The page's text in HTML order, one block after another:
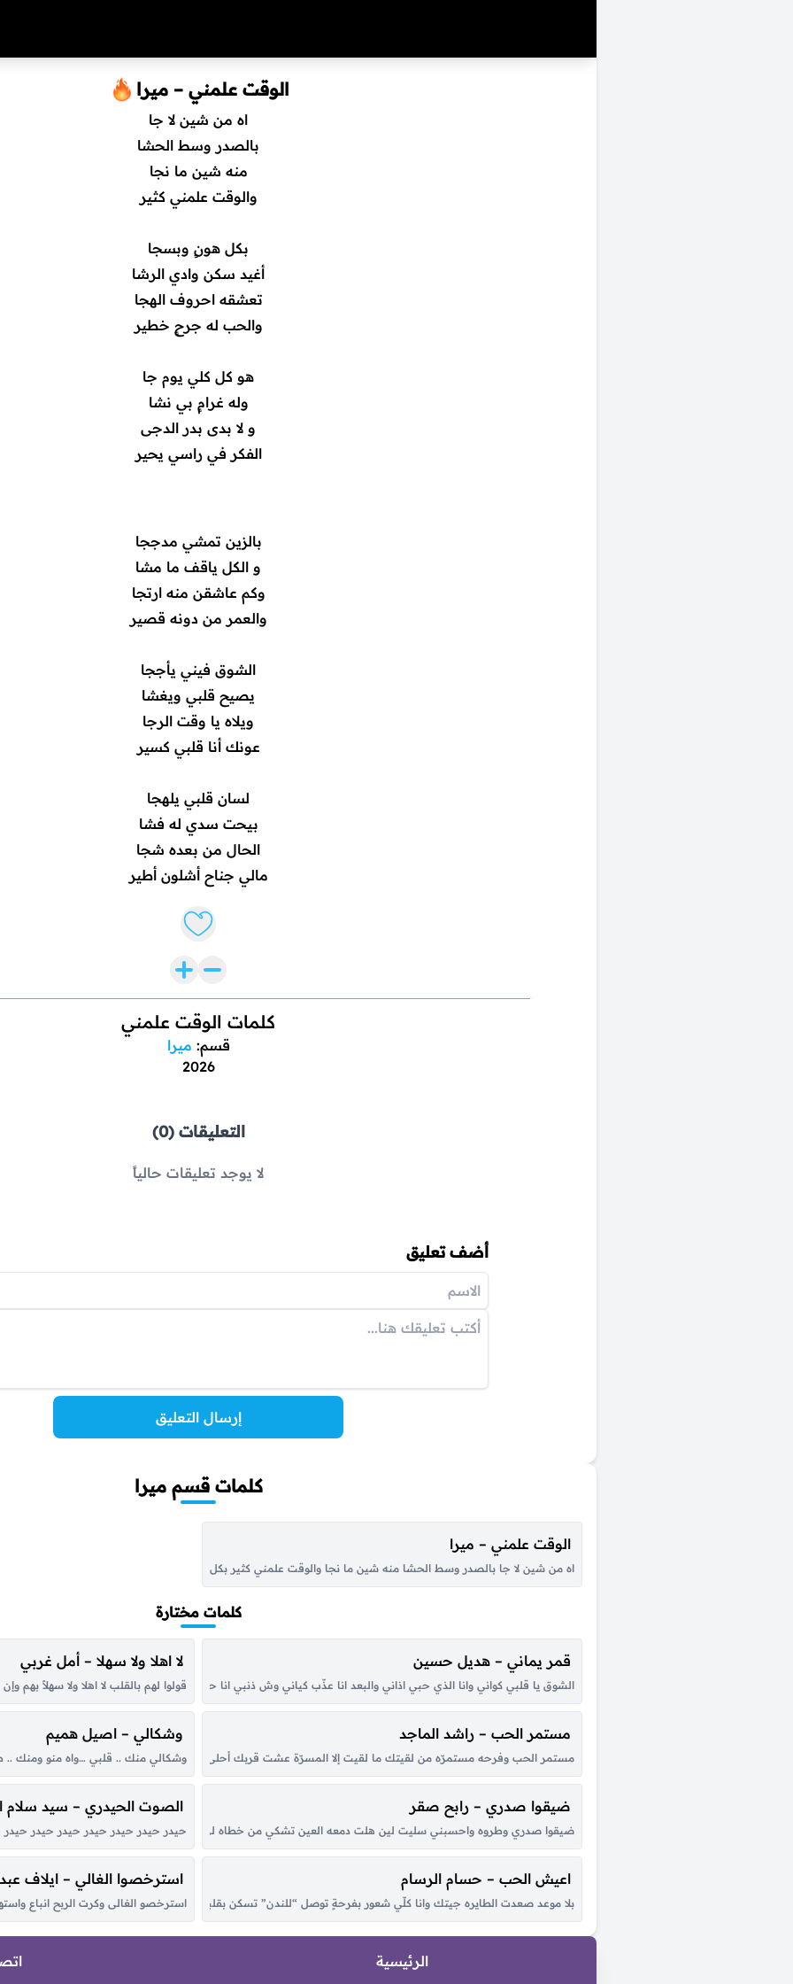
الوقت علمني – ميرا
اه من شين لا جا
بالصدر وسط الحشا
منه شين ما نجا
والوقت علمني كثير
بكل هونٍ وبسجا
أغيد سكن وادي الرشا
تعشقه احروف الهجا
والحب له جرحٍ خطير
هو كل كلي يوم جا
وله غرامٍ بي نشا
و لا بدى بدر الدجى
الفكر في راسي يحير
بالزين تمشي مدججا
و الكل ياقف ما مشا
وكم عاشقن منه ارتجا
والعمر من دونه قصير
الشوق فيني يأججا
يصيح قلبي ويغشا
ويلاه يا وقت الرجا
عونك أنا قلبي كسير
لسان قلبي يلهجا
بيحت سدي له فشا
الحال من بعده شجا
مالي جناح أشلون أطير
Like lyrics
كلمات الوقت علمني
قسم: ميرا
2026
التعليقات (0)
لا يوجد تعليقات حالياً
أضف تعليق
إرسال التعليق
كلمات قسم ميرا
الوقت علمني – ميرا
اه من شين لا جا بالصدر وسط الحشا منه شين ما نجا والوقت علمني كثير بكل هونٍ وبسجا أغيد سكن وادي الرشا تعشقه
كلمات مختارة
قمر يماني – هديل حسين
الشوق يا قلبي كواني وانا الذي حبي اذاني والبعد انا عذّب كياني وش ذنبي انا حبيت أنا قمر يماني هو نور عيني هو اماني
لا اهلا ولا سهلا – أمل غربي
قولوا لهم بالقلب لا اهلا ولا سهلاً
مستمر الحب – راشد الماجد
مستمر الحب وفرحه مستمرّه من لقيتك ما لقيت إلا المسرّة عشت قربك أحلى أيام وليالي شفت عقبك الحياة
وشكالي – اصيل هميم
وشكالي منك .. قلبي …واه منو ومنك
ضيقوا صدري – رابح صقر
ضيقوا صدري وطروه واحسبني سليت لين هلت دمعه العين تشكي من خطاه لي حبيب كل مابعدت عن عينه حليت وكل
الصوت الحيدري – سيد سلام
حيدر حيدر حيدر حيدر حيدر حيدر حيدر
اعيش الحب – حسام الرسام
بلا موعد صعدت الطايره جيتك وانا كلّي شعور بفرحةٍ توصل “للندن” تسكن بقلبك اناظر في سحاب الكون القى
استرخصوا الغالي – ايلاف
استرخصو الغالى وكرت الربح انباع
الرئيسية